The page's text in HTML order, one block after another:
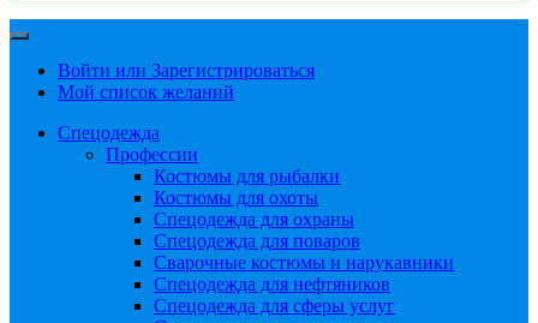
Войти или Зарегистрироваться
Мой список желаний
Спецодежда
Профессии
Костюмы для рыбалки
Костюмы для охоты
Спецодежда для охраны
Спецодежда для поваров
Сварочные костюмы и нарукавники
Спецодежда для нефтяников
Спецодежда для сферы услуг